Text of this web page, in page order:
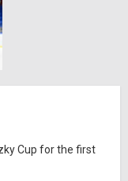
Cup for the first